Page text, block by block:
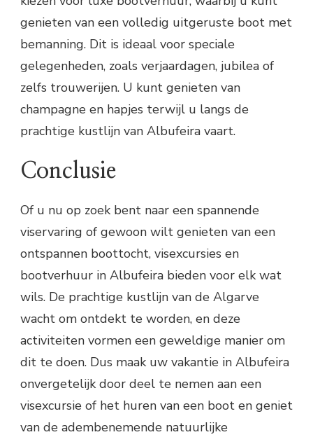
genieten van een volledig uitgeruste boot met
bemanning. Dit is ideaal voor speciale
gelegenheden, zoals verjaardagen, jubilea of
zelfs trouwerijen. U kunt genieten van
champagne en hapjes terwijl u langs de
prachtige kustlijn van Albufeira vaart.
Conclusie
Of u nu op zoek bent naar een spannende
viservaring of gewoon wilt genieten van een
ontspannen boottocht, visexcursies en
bootverhuur in Albufeira bieden voor elk wat
wils. De prachtige kustlijn van de Algarve
wacht om ontdekt te worden, en deze
activiteiten vormen een geweldige manier om
dit te doen. Dus maak uw vakantie in Albufeira
onvergetelijk door deel te nemen aan een
visexcursie of het huren van een boot en geniet
van de adembenemende natuurlijke